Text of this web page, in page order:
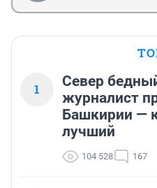
1
Север
журналист
Башкирии —
лучший
104 528 167